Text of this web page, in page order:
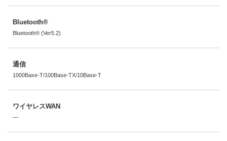
Bluetooth®
Bluetooth® (Ver5.2)
通信
1000Base-T/100Base-TX/10Base-T
ワイヤレスWAN
―